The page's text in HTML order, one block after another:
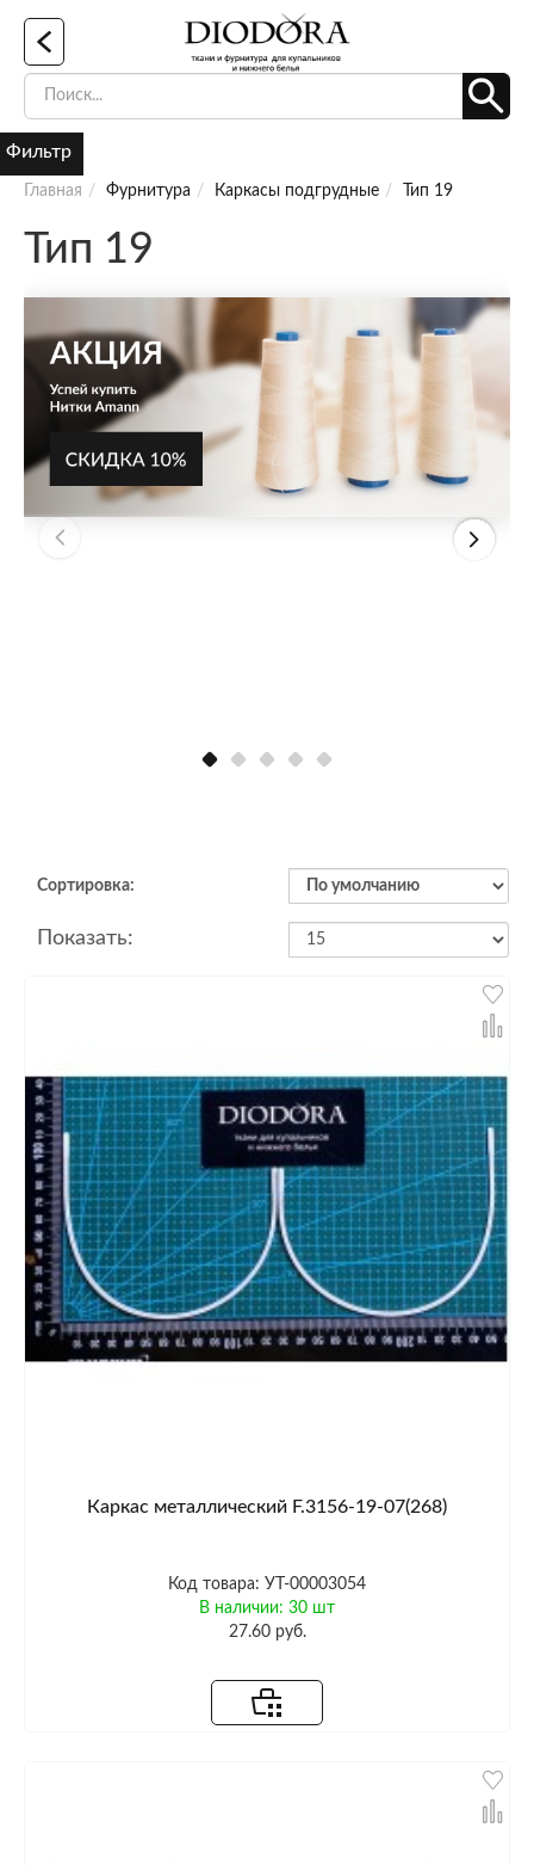
Главная Фурнитура Каркасы подгрудные Тип 19
Тип 19
Сортировка:
Показать:
Каркас металлический F.3156-19-07(268)
Код товара: УТ-00003054
В наличии: 30 шт
27.60 руб.
Фильтр